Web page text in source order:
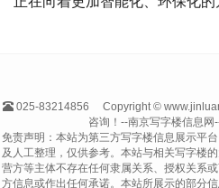
025-83214856
Copyright ©
咨询！--南京写字楼信息
免责声明：本站为第三方写字楼信息展示平
及人工整理，仅供参考。本站与相关写字楼
营方等主体不存在任何隶属关系、授权关系
方信息或作出任何承诺。本站所展示的部分